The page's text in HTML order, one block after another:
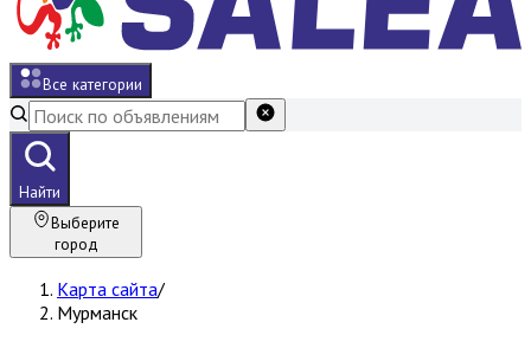
Все категории
Найти
Выберите
город
Карта сайта/
Мурманск